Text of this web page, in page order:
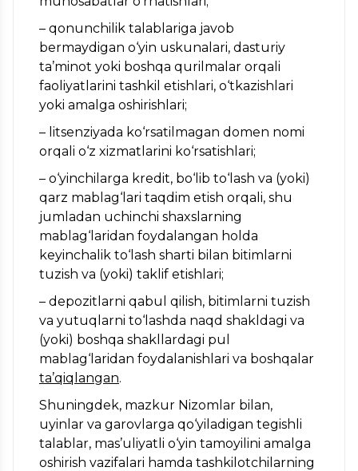
– qonunchilik talablariga javob
bermaydigan o‘yin uskunalari, dasturiy
ta’minot yoki boshqa qurilmalar orqali
faoliyatlarini tashkil etishlari, o‘tkazishlari
yoki amalga oshirishlari;
– litsenziyada ko‘rsatilmagan domen nomi
orqali o‘z xizmatlarini ko‘rsatishlari;
– o‘yinchilarga kredit, bo‘lib to‘lash va (yoki)
qarz mablag‘lari taqdim etish orqali, shu
jumladan uchinchi shaxslarning
mablag‘laridan foydalangan holda
keyinchalik to‘lash sharti bilan bitimlarni
tuzish va (yoki) taklif etishlari;
– depozitlarni qabul qilish, bitimlarni tuzish
va yutuqlarni to‘lashda naqd shakldagi va
(yoki) boshqa shakllardagi pul
mablag‘laridan foydalanishlari va boshqalar
ta’qiqlangan.
Shuningdek, mazkur Nizomlar bilan,
uyinlar va garovlarga qo‘yiladigan tegishli
talablar, mas’uliyatli o‘yin tamoyilini amalga
oshirish vazifalari hamda tashkilotchilarning